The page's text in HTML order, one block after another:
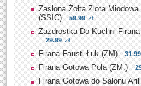
Zasłona Żołta Zlota
(SSIC)
59.99 zł
Zazdrostka Do Kuchni
29.99 zł
Firana Fausti Łuk (ZM) 31.99
Firana Gotowa Pola (ZM.)
Firana Gotowa do Salonu